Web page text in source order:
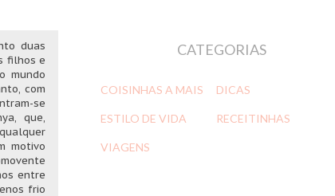
duas
filhos e
mundo
com
se
que,
motivo
entre
frio
CATEGORIAS
COISINHAS A MAIS DICAS
ESTILO DE VIDA RECEITINHAS
VIAGENS